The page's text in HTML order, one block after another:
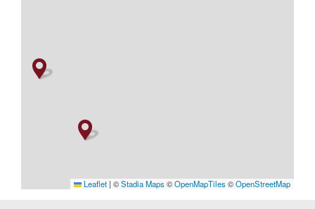
Leaflet | ©Stadia Maps ©OpenMapTiles ©OpenStreetMap